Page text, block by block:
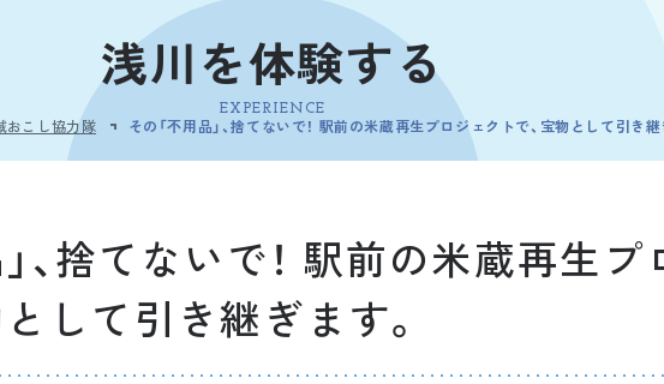
慣習・行事
特産品
アクセス
浅川を体験する
EXPERIENCE
おこし協力隊 その「不用品」、捨てないで！ 駅前の米蔵再生プロジェクトで、宝物として引き継
、捨てないで！ 駅前の米蔵再生プ
して引き継ぎます。